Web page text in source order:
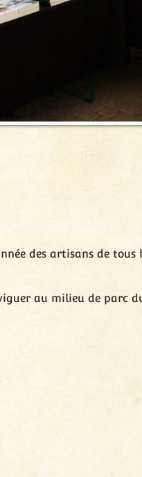
des artisans de tous
au milieu de parc